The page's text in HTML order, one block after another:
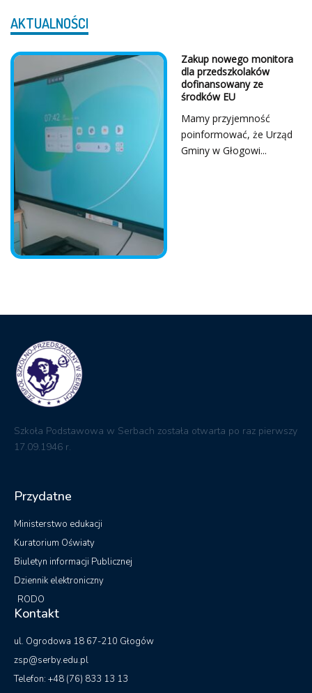
AKTUALNOŚCI
Zakup nowego monitora
dla przedszkolaków
dofinansowany ze
środków EU
Mamy przyjemność
poinformować, że Urząd
Gminy w Głogowi...
Szkoła Podstawowa w Serbach została otwarta po raz pierwszy
17.09.1946 r.
Przydatne
Ministerstwo edukacji
Kuratorium Oświaty
Biuletyn informacji Publicznej
Dziennik elektroniczny
RODO
Kontakt
ul. Ogrodowa 18 67-210 Głogów
zsp@serby.edu.pl
Telefon: +48 (76) 833 13 13